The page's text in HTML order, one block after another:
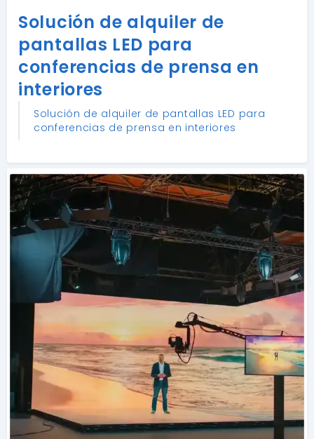
Solución de alquiler de
pantallas LED para
conferencias de prensa en
interiores
Solución de alquiler de pantallas LED para
conferencias de prensa en interiores